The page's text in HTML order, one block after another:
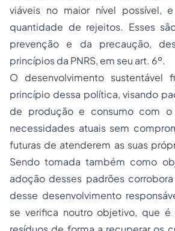
viáveis no maior nível possível,
quantidade de rejeitos. Esses
prevenção e da precaução,
princípios da PNRS, em seu art. 6º.
O desenvolvimento sustentável
princípio dessa política, visando
de produção e consumo com o
necessidades atuais sem
futuras de atenderem as suas
Sendo tomada também como
adoção desses padrões
desse desenvolvimento
se verifica noutro objetivo, que